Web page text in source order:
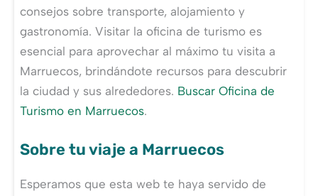
consejos sobre transporte, alojamiento y
gastronomía. Visitar la oficina de turismo es
esencial para aprovechar al máximo tu visita a
Marruecos, brindándote recursos para descubrir
la ciudad y sus alrededores. Buscar Oficina de
Turismo en Marruecos.
Sobre tu viaje a Marruecos
Esperamos que esta web te haya servido de